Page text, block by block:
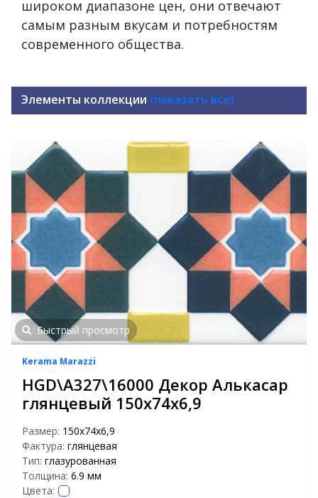
широком диапазоне цен, они отвечают
самым разным вкусам и потребностям
современного общества.
Элементы коллекции (показать все)
Быстрый просмотр
Kerama Marazzi
HGD\A327\16000 Декор Алькасар
глянцевый 150х74х6,9
Размер: 150х74х6,9
Фактура: глянцевая
Тип: глазурованная
Толщина: 6.9 мм
Цвета: